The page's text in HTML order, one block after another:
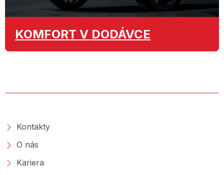
KOMFORT V DODÁVCE
Kontakty
O nás
Kariera